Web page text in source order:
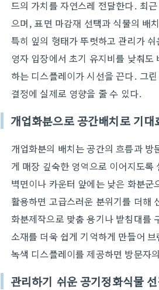
드의 가치를 자연스레 전달한다. 최
으며, 표면 마감재 선택과 식물의 배
특히 잎의 형태가 뚜렷하고 관리가
영자 입장에서 초기 유지비를 낮춰
하는 디스플레이가 시선을 끈다. 그
결정에 실제로 영향을 줄 수 있다.
개업화분으로 공간배치로 기대
개업화분의 배치는 공간의 흐름과
게 매장 깊숙한 영역으로 이어지도
벽면이나 카운터 앞에는 낮은 화분
활용하면 고급스러운 분위기를 더해
화분제작으로 맞춤 용기나 받침대를
소재를 더욱 쉽게 기억하게 만들어
녹색 디스플레이를 제공하면 방문자
관리하기 쉬운 공기정화식물